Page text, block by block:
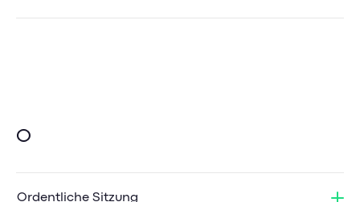
O
Ordentliche Sitzung